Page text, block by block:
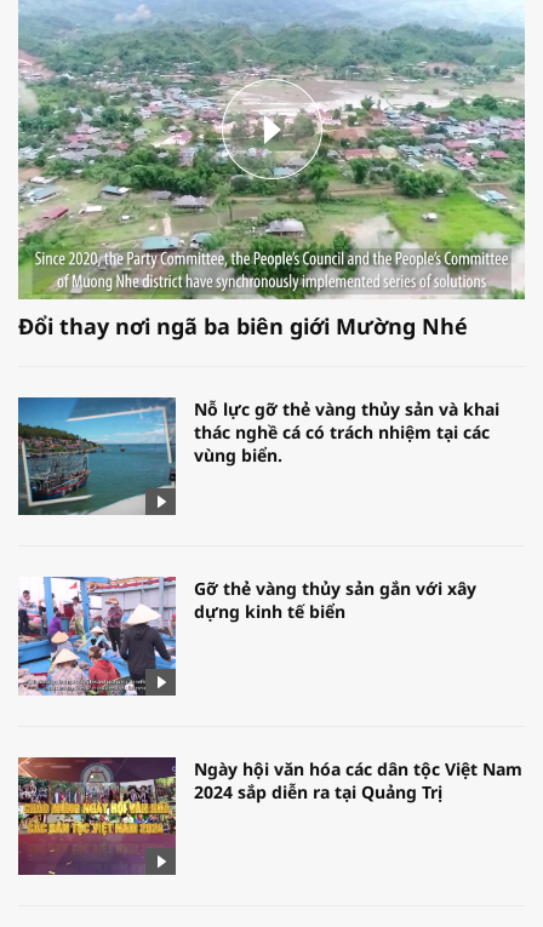
Đổi thay nơi ngã ba biên giới Mường Nhé
Nỗ lực gỡ thẻ vàng thủy sản và khai
thác nghề cá có trách nhiệm tại các
vùng biển.
Gỡ thẻ vàng thủy sản gắn với xây
dựng kinh tế biển
Ngày hội văn hóa các dân tộc Việt Nam
2024 sắp diễn ra tại Quảng Trị